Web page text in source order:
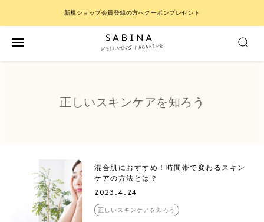
新規ショップ会員登録の方へクーポンプレゼント
正しいスキンケアを知ろう
混合肌におすすめ！時間帯で変わるスキン
ケアの方法とは？
2023.4.24
正しいスキンケアを知ろう